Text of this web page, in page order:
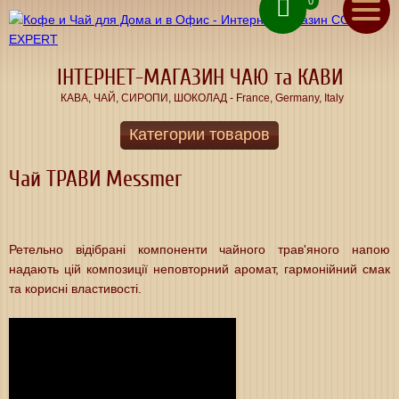
ІНТЕРНЕТ-МАГАЗИН ЧАЮ та КАВИ
КАВА, ЧАЙ, СИРОПИ, ШОКОЛАД - France, Germany, Italy
Оплата
Контакти
ru
ua
(050) 71 00 222
(067) 11 00 222
(093) 70 12 222
Категории товаров
для
ДОМУ
та
якість
чаю
Чай ТРАВИ Messmer
Ретельно відібрані компоненти чайного трав'яного напою
надають цій композиції неповторний аромат, гармонійний смак
та корисні властивості.